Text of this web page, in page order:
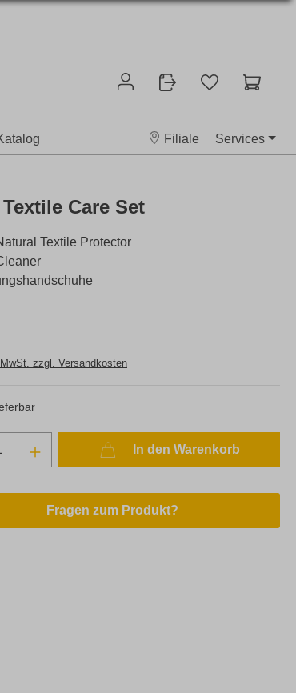
Filiale Services
Care Set
Textile Protector
zzgl. Versandkosten
In den Warenkorb
Fragen zum Produkt?